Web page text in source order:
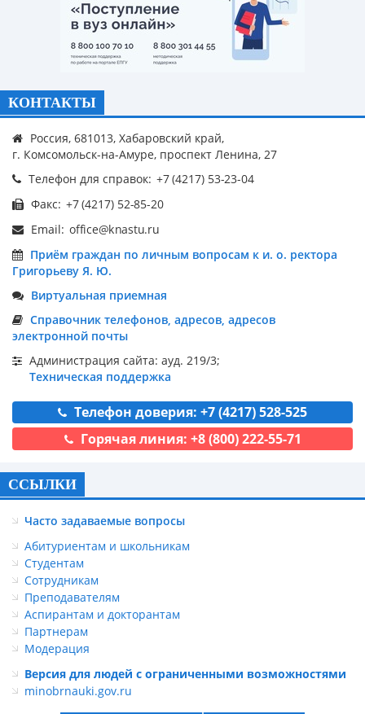
КОНТАКТЫ
Россия, 681013, Хабаровский край,
г. Комсомольск-на-Амуре, проспект Ленина, 27
Телефон для справок:
Факс:
Email:
Приём граждан по личным вопросам к и. о. ректора
Григорьеву Я. Ю.
Виртуальная приемная
Справочник телефонов, адресов, адресов
электронной почты
Администрация сайта: ауд. 219/3;
Техническая поддержка
Телефон доверия: +7 (4217) 528-525
Горячая линия: +8 (800) 222-55-71
ССЫЛКИ
Часто задаваемые вопросы
Абитуриентам и школьникам
Студентам
Сотрудникам
Преподавателям
Аспирантам и докторантам
Партнерам
Модерация
Версия для людей с ограниченными возможностями
minobrnauki.gov.ru